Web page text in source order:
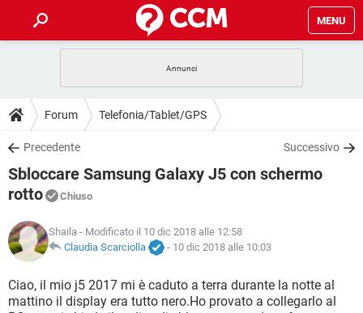
MENU
INTRATTENIMENTO ANDROID
iOS
INSTAGRAM WHATSAPP
TIKTOK
HARDWARE
GUIDE
COVID-19 GAMING
iOS
TIKTOK FACEBOOK
DOWNLOAD
COVID-19 GAMING
INTRATTENIMENTO
iOS WINDOWS 10
INSTAGRAM
TIKTOK FACEBOOK
FORUM
INTRATTENIMENTO ANDROID
INSTAGRAM WHATSAPP
GLOSSARIO
COVID-19
INTRATTENIMENTO ANDROID
Forum Telefonia/Tablet/GPS
Precedente Successivo
Sbloccare Samsung Galaxy J5 con schermo
rotto
Chiuso
Shaila - Modificato il 10 dic 2018 alle 12:58
Claudia Scarciolla
- 10 dic 2018 alle 10:03
Ciao, il mio j5 2017 mi è caduto a terra durante la notte al
mattino il display era tutto nero.Ho provato a collegarlo al